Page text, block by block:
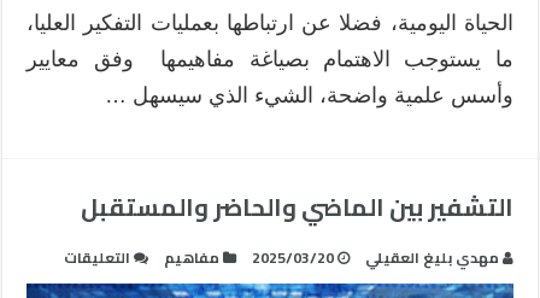
الحياة اليومية، فضلا عن ارتباطها بعمليات التفكير العليا،
ما يستوجب الاهتمام بصياغة مفاهيمها وفق معايير
وأسس علمية واضحة، الشيء الذي سيسهل …
التشفير بين الماضي والحاضر والمستقبل
مهدي بليغ العقيلي 2025/03/20 مفاهيم التعليقات
التشفير